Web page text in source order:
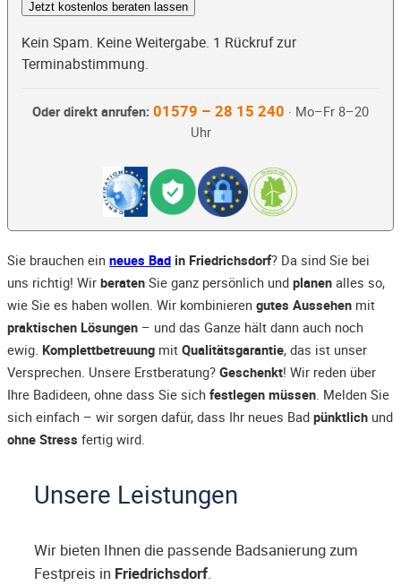
Jetzt kostenlos beraten lassen
Kein Spam. Keine Weitergabe. 1 Rückruf zur
Terminabstimmung.
Oder direkt anrufen: 01579 – 28 15 240 · Mo–Fr 8–20
Uhr
Sie brauchen ein neues Bad in Friedrichsdorf? Da sind Sie bei
uns richtig! Wir beraten Sie ganz persönlich und planen alles so,
wie Sie es haben wollen. Wir kombinieren gutes Aussehen mit
praktischen Lösungen – und das Ganze hält dann auch noch
ewig. Komplettbetreuung mit Qualitätsgarantie, das ist unser
Versprechen. Unsere Erstberatung? Geschenkt! Wir reden über
Ihre Badideen, ohne dass Sie sich festlegen müssen. Melden Sie
sich einfach – wir sorgen dafür, dass Ihr neues Bad pünktlich und
ohne Stress fertig wird.
Unsere Leistungen
Wir bieten Ihnen die passende Badsanierung zum
Festpreis in Friedrichsdorf.